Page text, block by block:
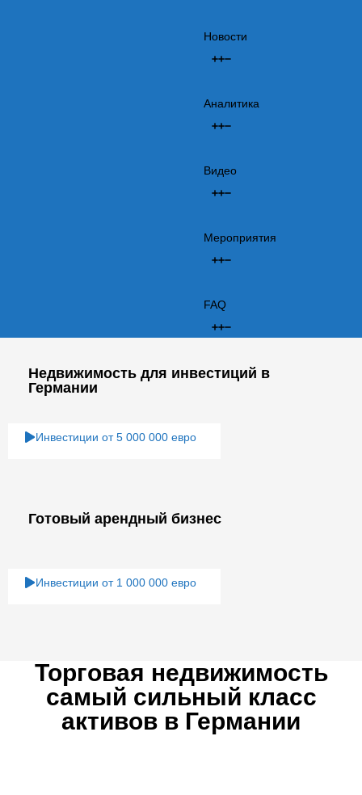
Новости
Аналитика
Видео
Мероприятия
FAQ
Недвижимость для инвестиций в
Германии
Инвестиции от 5 000 000 евро
Готовый арендный бизнес
Инвестиции от 1 000 000 евро
Торговая недвижимость
самый сильный класс
активов в Германии